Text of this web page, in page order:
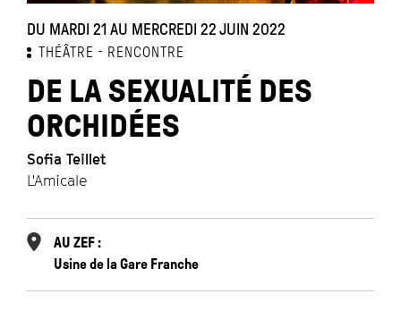
DU MARDI 21 AU MERCREDI 22 JUIN 2022
THÉÂTRE RENCONTRE
DE LA SEXUALITÉ DES
ORCHIDÉES
Sofia Teillet
L'Amicale
AU ZEF :
Usine de la Gare Franche